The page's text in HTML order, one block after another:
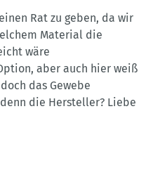
Rat zu geben, da wir
Material die
wäre
aber auch hier weiß
das Gewebe
die Hersteller? Liebe